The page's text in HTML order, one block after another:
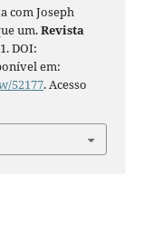
com Joseph
um.Revista
DOI:
em:
52177. Acesso